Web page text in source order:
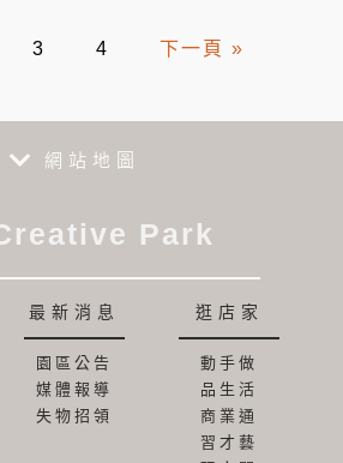
3 4 下一頁 »
網站地圖
Park
最新消息
園區公告
媒體報導
失物招領
逛店家
動手做
品生活
商業通
習才藝